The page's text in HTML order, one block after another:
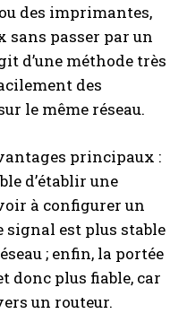
des imprimantes,
sans passer par un
d’une méthode très
des
le même réseau.
principaux :
d’établir une
à configurer un
signal est plus stable
; enfin, la portée
donc plus fiable, car
un routeur.